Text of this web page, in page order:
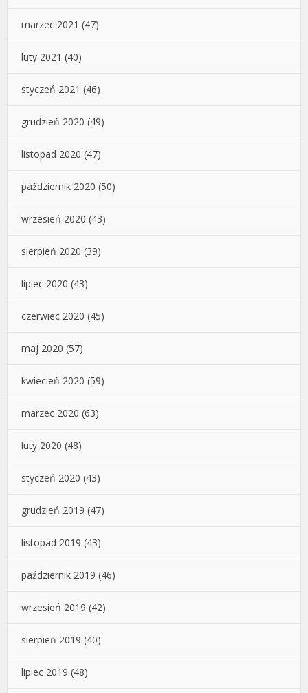
marzec 2021 (47)
luty 2021 (40)
styczeń 2021 (46)
grudzień 2020 (49)
listopad 2020 (47)
październik 2020 (50)
wrzesień 2020 (43)
sierpień 2020 (39)
lipiec 2020 (43)
czerwiec 2020 (45)
maj 2020 (57)
kwiecień 2020 (59)
marzec 2020 (63)
luty 2020 (48)
styczeń 2020 (43)
grudzień 2019 (47)
listopad 2019 (43)
październik 2019 (46)
wrzesień 2019 (42)
sierpień 2019 (40)
lipiec 2019 (48)